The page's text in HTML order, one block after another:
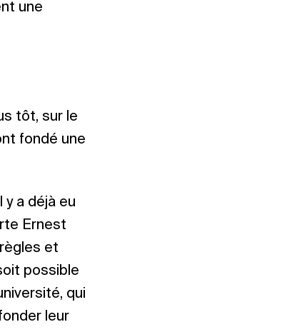
une
tôt, sur le
fondé une
y a déjà eu
Ernest
et
possible
qui
leur